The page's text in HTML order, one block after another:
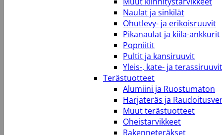
Naulat ja sinkilät
Ohutlevy- ja erikoisruuvit
Pikanaulat ja kiila-ankkurit
Popniitit
Pultit ja kansiruuvit
Yleis-, kate- ja terassiruuvit
Terästuotteet
Alumiini ja Ruostumaton
Harjateräs ja
Muut terästuotteet
Oheistarvikkeet
Rakenneteräkset